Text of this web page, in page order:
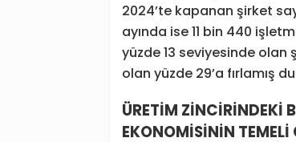
2024’te kapanan şirket
ayında ise 11 bin 440
yüzde 13 seviyesinde olan
olan yüzde 29’a fırlamış
ÜRETİM ZİNCİRİNDEKİ
EKONOMİSİNİN